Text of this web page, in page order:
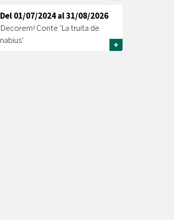
Del01/07/2024al31/08/2026
Decorem! Conte 'La truita de
nabius'
+